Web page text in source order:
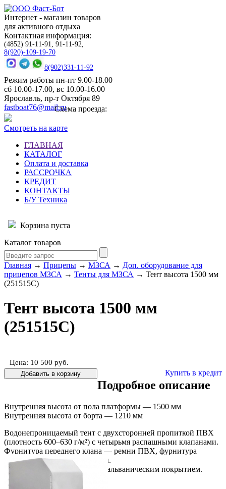
Интернет - магазин товаров
для активного отдыха
Контактная информация:
(4852) 91-11-91, 91-11-92,
8(920)-109-19-70
8(902)331-11-92
Режим работы пн-пт 9.00-18.00
сб 10.00-17.00, вс 10.00-16.00
Ярославль, пр-т Октября 89
fastboat76@mail.ruСхема проезда:
Смотреть на карте
ГЛАВНАЯ
КАТАЛОГ
Оплата и доставка
РАССРОЧКА
КРЕДИТ
КОНТАКТЫ
Б/У Техника
Корзина пуста
Каталог товаров
Главная → Прицепы → МЗСА → Доп. оборудование для
прицепов МЗСА → Тенты для МЗСА → Тент высота 1500 мм
(251515С)
Тент высота 1500 мм
(251515С)
Цена: 10 500 руб.
Купить в кредит
Подробное описание
Внутренняя высота от пола платформы — 1500 мм
Внутренняя высота от борта — 1210 мм
Водонепроницаемый тент с двухсторонней пропиткой ПВХ
(плотность 600–630 г/м²) с четырьмя распашными клапанами.
Фурнитура переднего клана — ремни ПВХ, фурнитура
заднего клапана — эспандеры.
Металлическая фурнитура с гальваническим покрытием.